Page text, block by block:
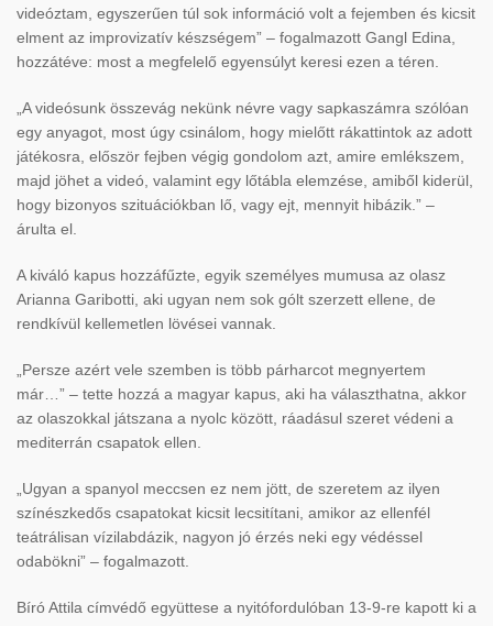
videóztam, egyszerűen túl sok információ volt a fejemben és kicsit
elment az improvizatív készségem” – fogalmazott Gangl Edina,
hozzátéve: most a megfelelő egyensúlyt keresi ezen a téren.
„A videósunk összevág nekünk névre vagy sapkaszámra szólóan
egy anyagot, most úgy csinálom, hogy mielőtt rákattintok az adott
játékosra, először fejben végig gondolom azt, amire emlékszem,
majd jöhet a videó, valamint egy lőtábla elemzése, amiből kiderül,
hogy bizonyos szituációkban lő, vagy ejt, mennyit hibázik.” –
árulta el.
A kiváló kapus hozzáfűzte, egyik személyes mumusa az olasz
Arianna Garibotti, aki ugyan nem sok gólt szerzett ellene, de
rendkívül kellemetlen lövései vannak.
„Persze azért vele szemben is több párharcot megnyertem
már…” – tette hozzá a magyar kapus, aki ha választhatna, akkor
az olaszokkal játszana a nyolc között, ráadásul szeret védeni a
mediterrán csapatok ellen.
„Ugyan a spanyol meccsen ez nem jött, de szeretem az ilyen
színészkedős csapatokat kicsit lecsitítani, amikor az ellenfél
teátrálisan vízilabdázik, nagyon jó érzés neki egy védéssel
odabökni” – fogalmazott.
Bíró Attila címvédő együttese a nyitófordulóban 13-9-re kapott ki a